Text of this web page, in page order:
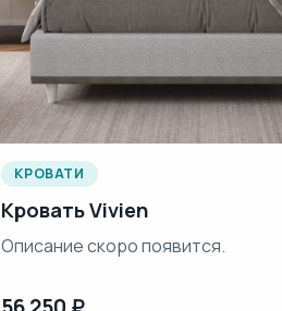
КРОВАТИ
Кровать Vivien
Описание скоро появится.